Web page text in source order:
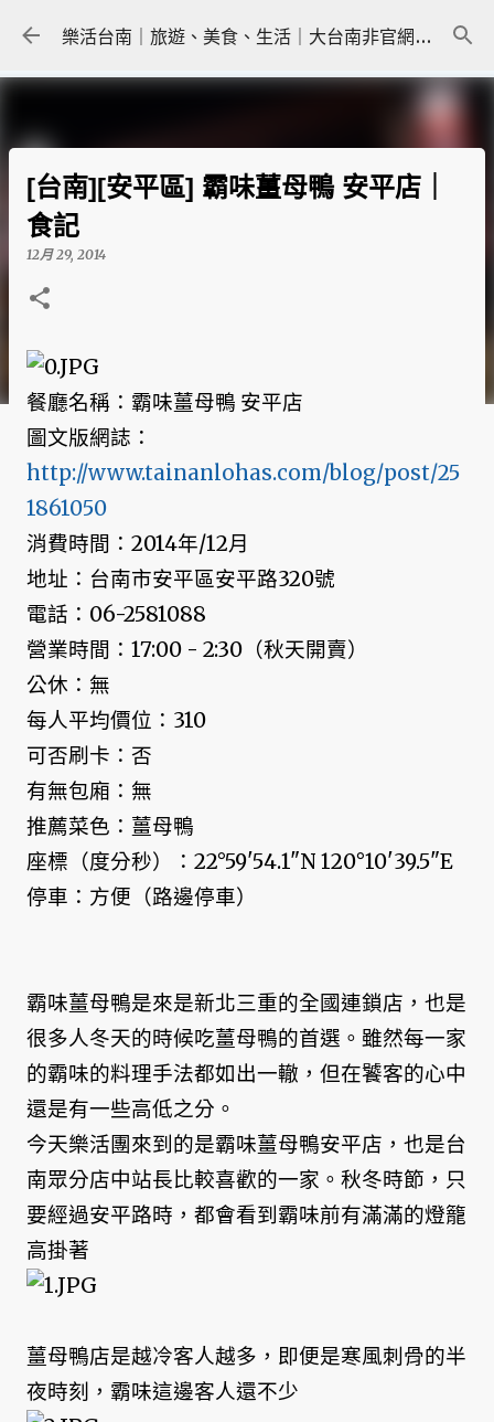
跳到主要內容 樂活台南｜旅遊、美食、生活｜大台南非官網｜tainanlohas.cc
[台南][安平區] 霸味薑母鴨 安平店｜
食記
12月 29, 2014
餐廳名稱：霸味薑母鴨 安平店
圖文版網誌：
http://www.tainanlohas.com/blog/post/25
1861050
消費時間：2014年/12月
地址：台南市安平區安平路320號
電話：06-2581088
營業時間：17:00 - 2:30（秋天開賣）
公休：無
每人平均價位：310
可否刷卡：否
有無包廂：無
推薦菜色：薑母鴨
座標（度分秒）：22°59'54.1"N 120°10'39.5"E
停車：方便（路邊停車）
霸味薑母鴨是來是新北三重的全國連鎖店，也是
很多人冬天的時候吃薑母鴨的首選。雖然每一家
的霸味的料理手法都如出一轍，但在饕客的心中
還是有一些高低之分。
今天樂活團來到的是霸味薑母鴨安平店，也是台
南眾分店中站長比較喜歡的一家。秋冬時節，只
要經過安平路時，都會看到霸味前有滿滿的燈籠
高掛著
薑母鴨店是越冷客人越多，即便是寒風刺骨的半
夜時刻，霸味這邊客人還不少